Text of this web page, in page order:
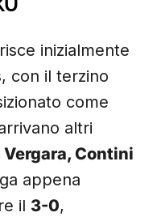
inizialmente
con il terzino
come
altri
Contini
appena
il 3-0,